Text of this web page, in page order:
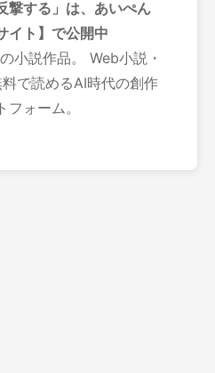
撃する」は、あいぺん
イト】で公開中
小説作品。 Web小説・
で読めるAI時代の創作
フォーム。